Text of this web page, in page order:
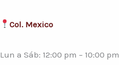
Col. Mexico
Lun a Sáb: 12:00 pm – 10:00 pm